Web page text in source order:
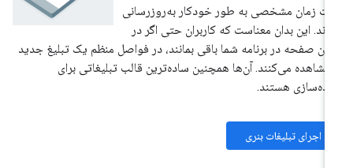
زمان مشخصی به طور خودکار به‌روزرسانی
این بدان معناست که کاربران حتی اگر در
صفحه در برنامه شما باقی بمانند، در فواصل منظم یک تبلیغ جدید
مشاهده می‌کنند. آن‌ها همچنین ساده‌ترین قالب تبلیغاتی برای
هستند.
اجرای تبلیغات بنری